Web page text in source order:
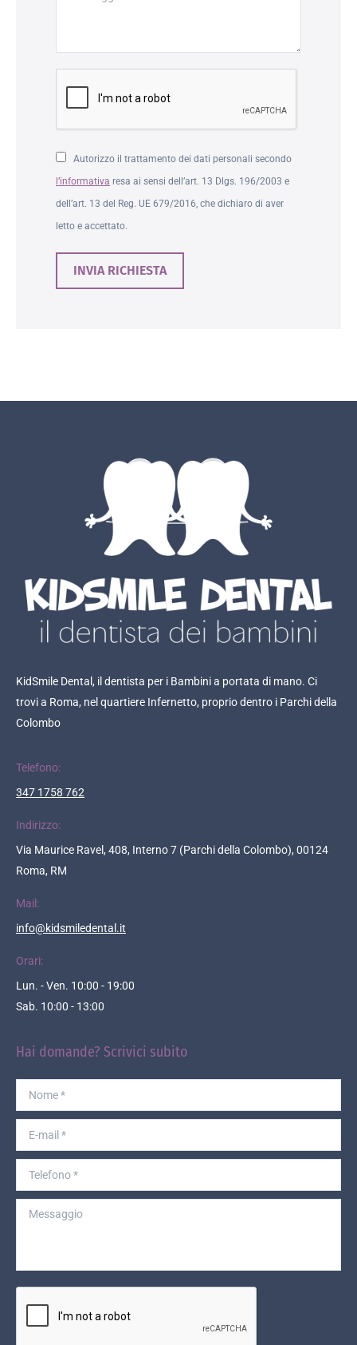
Autorizzo il trattamento dei dati personali secondo
l’informativa resa ai sensi dell’art. 13 Dlgs. 196/2003 e
dell’art. 13 del Reg. UE 679/2016, che dichiaro di aver
letto e accettato.
INVIA RICHIESTA
KidSmile Dental, il dentista per i Bambini a portata di mano. Ci
trovi a Roma, nel quartiere Infernetto, proprio dentro i Parchi della
Colombo
Telefono:
347 1758 762
Indirizzo:
Via Maurice Ravel, 408, Interno 7 (Parchi della Colombo), 00124
Roma, RM
Mail:
info@kidsmiledental.it
Orari:
Lun. - Ven. 10:00 - 19:00
Sab. 10:00 - 13:00
Hai domande? Scrivici subito
Nome *
E-mail *
Telefono *
Messaggio